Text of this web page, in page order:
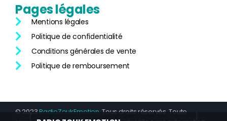
Pageslégales
Mentions légales
Politique de confidentialité
Conditions générales de vente
Politique de remboursement
© 2023RadioZoukEmotion . Tous droits réservés. Toute